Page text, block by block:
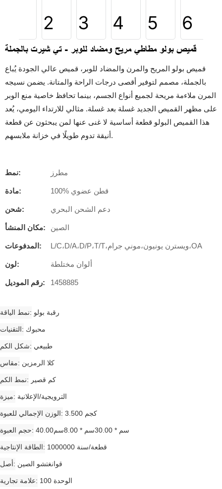
قميص بولو مطاطي مريح ومضاد للوبر - تي شيرت بالجملة
قميص بولو المريح والمرن والمضاد للوبر، قميص عالي الجودة يُباع
بالجملة، مصمم لتوفير أقصى درجات الراحة والمتانة. يضمن نسيجه
المرن ملاءمة مريحة لجميع أنواع الجسم، بينما تحافظ خاصية منع الوبر
على مظهر القميص الجديد غسلة بعد غسلة. مثالي للارتداء اليومي، يُعد
هذا القميص البولو قطعة أساسية لا غنى عنها لمن يبحثون عن قطعة
أنيقة تدوم طويلًا في خزانة ملابسهم.
نمط: مطرز
مادة: 100% قطن عضوي
شحن: دعم الشحن البحري
مكان المنشأ: الصين
المدفوعات: L/C،D/A،D/P،T/T،ويسترن يونيون،موني جرام،OA
لون: ألوان مختلطة
رقم الموديل: 1458885
نمط الياقة رقبة بولو
التقنيات محبوك
شكل الكم طبيعي
مقاس كلا الرمزين
نمط الكم كم قصير
ميزة الترويجية/الإعلانية
الوزن الإجمالي للعبوة 3.500 كجم
حجم العبوة 40.00سم * 30.00سم * 8.00سم
الطاقة الإنتاجية 1000000 قطعة/سنة
أصل قوانغتشو الصين
علامة تجارية الوحدة 100